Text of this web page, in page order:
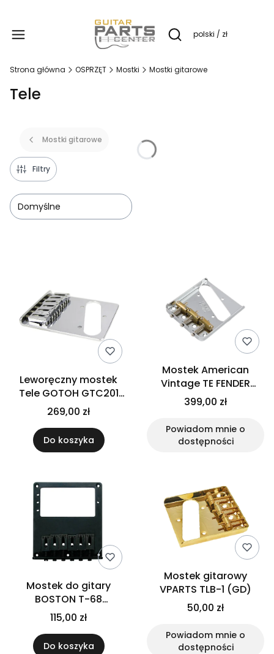
Otwórz wyszukiwarkę
polski / zł
Strona główna OSPRZĘT Mostki Mostki gitarowe
Tele
Mostki gitarowe
Filtry
Domyślne
Leworęczny mostek
Tele GOTOH GTC201
(CR)
269,00 zł
Do koszyka
Mostek American
Vintage TE FENDER
0990806100 (CR)
399,00 zł
Powiadom mnie o
dostępności
Mostek do gitary
BOSTON T-68
humbucker (BK)
115,00 zł
Do koszyka
Mostek gitarowy
VPARTS TLB-1 (GD)
50,00 zł
Powiadom mnie o
dostępności